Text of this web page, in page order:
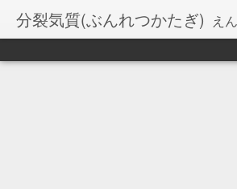
分裂気質(ぶんれつかたぎ) え